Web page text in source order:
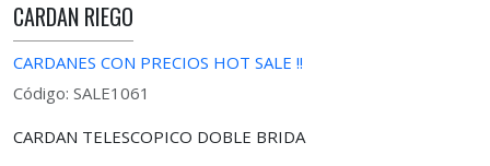
CARDAN RIEGO
CARDANES CON PRECIOS HOT SALE !!
Código: SALE1061
CARDAN TELESCOPICO DOBLE BRIDA